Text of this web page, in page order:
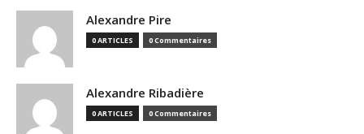
Alexandre Pire
0 ARTICLES 0 Commentaires
Alexandre Ribadière
0 ARTICLES 0 Commentaires